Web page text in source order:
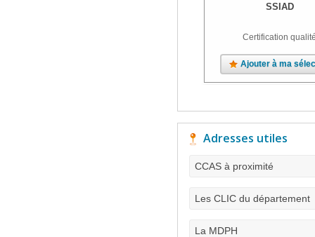
SSIAD
Certification
Ajouter à ma
Adresses utiles
CCAS à proximité
Les CLIC du département
La MDPH